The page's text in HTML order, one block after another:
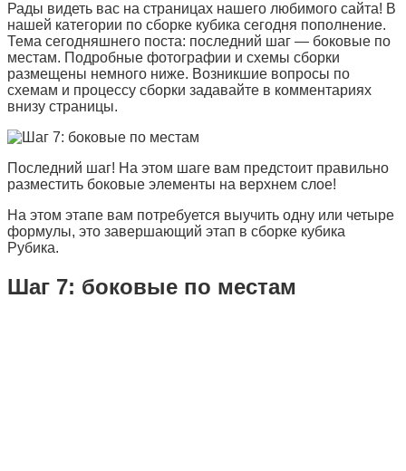
Рады видеть вас на страницах нашего любимого сайта! В
нашей категории по сборке кубика сегодня пополнение.
Тема сегодняшнего поста: последний шаг — боковые по
местам. Подробные фотографии и схемы сборки
размещены немного ниже. Возникшие вопросы по
схемам и процессу сборки задавайте в комментариях
внизу страницы.
Последний шаг! На этом шаге вам предстоит правильно
разместить боковые элементы на верхнем слое!
На этом этапе вам потребуется выучить одну или четыре
формулы, это завершающий этап в сборке кубика
Рубика.
Шаг 7: боковые по местам